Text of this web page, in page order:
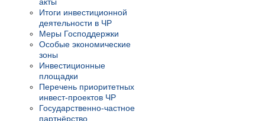
акты
Итоги инвестиционной
деятельности в ЧР
Меры Господдержки
Особые экономические
зоны
Инвестиционные
площадки
Перечень приоритетных
инвест-проектов ЧР
Государственно-частное
партнёрство